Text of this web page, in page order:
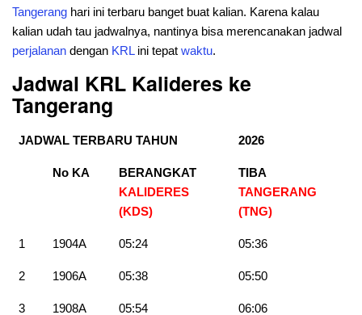
Tangerang hari ini terbaru banget buat kalian. Karena kalau
kalian udah tau jadwalnya, nantinya bisa merencanakan jadwal
perjalanan dengan KRLini tepat waktu.
Jadwal KRL Kalideres ke
Tangerang
JADWAL TERBARU TAHUN 2026
No KA
BERANGKAT
KALIDERES
(KDS)
TIBA
TANGERANG
(TNG)
1 1904A 05:24 05:36
2 1906A 05:38 05:50
3 1908A 05:54 06:06